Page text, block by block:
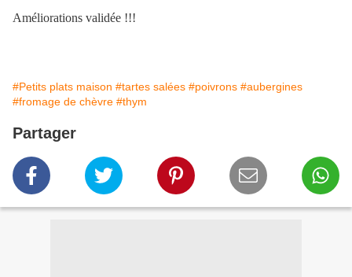
Améliorations validée !!!
#Petits plats maison #tartes salées #poivrons #aubergines
#fromage de chèvre #thym
Partager